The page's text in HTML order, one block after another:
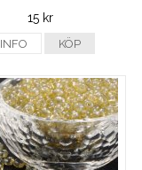
15 kr
INFO KÖP